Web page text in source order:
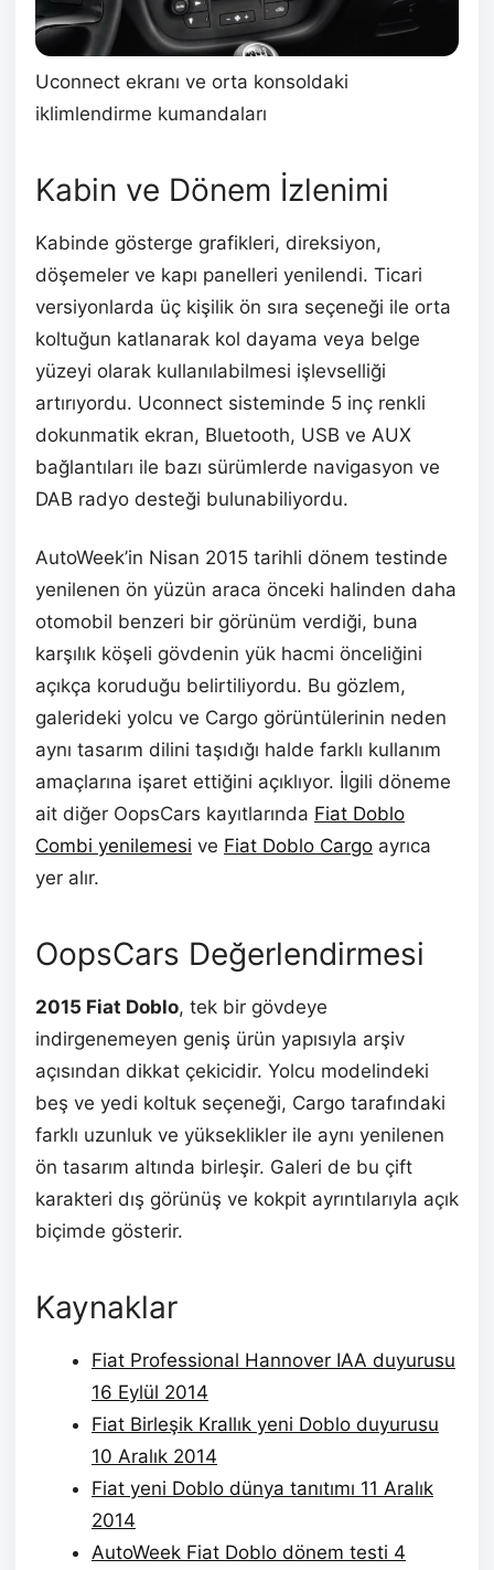
Uconnect ekranı ve orta konsoldaki
iklimlendirme kumandaları
Kabin ve Dönem İzlenimi
Kabinde gösterge grafikleri, direksiyon,
döşemeler ve kapı panelleri yenilendi. Ticari
versiyonlarda üç kişilik ön sıra seçeneği ile orta
koltuğun katlanarak kol dayama veya belge
yüzeyi olarak kullanılabilmesi işlevselliği
artırıyordu. Uconnect sisteminde 5 inç renkli
dokunmatik ekran, Bluetooth, USB ve AUX
bağlantıları ile bazı sürümlerde navigasyon ve
DAB radyo desteği bulunabiliyordu.
AutoWeek’in Nisan 2015 tarihli dönem testinde
yenilenen ön yüzün araca önceki halinden daha
otomobil benzeri bir görünüm verdiği, buna
karşılık köşeli gövdenin yük hacmi önceliğini
açıkça koruduğu belirtiliyordu. Bu gözlem,
galerideki yolcu ve Cargo görüntülerinin neden
aynı tasarım dilini taşıdığı halde farklı kullanım
amaçlarına işaret ettiğini açıklıyor. İlgili döneme
ait diğer OopsCars kayıtlarında Fiat Doblo
Combi yenilemesi ve Fiat Doblo Cargo ayrıca
yer alır.
OopsCars Değerlendirmesi
2015 Fiat Doblo, tek bir gövdeye
indirgenemeyen geniş ürün yapısıyla arşiv
açısından dikkat çekicidir. Yolcu modelindeki
beş ve yedi koltuk seçeneği, Cargo tarafındaki
farklı uzunluk ve yükseklikler ile aynı yenilenen
ön tasarım altında birleşir. Galeri de bu çift
karakteri dış görünüş ve kokpit ayrıntılarıyla açık
biçimde gösterir.
Kaynaklar
Fiat Professional Hannover IAA duyurusu
16 Eylül 2014
Fiat Birleşik Krallık yeni Doblo duyurusu
10 Aralık 2014
Fiat yeni Doblo dünya tanıtımı 11 Aralık
2014
AutoWeek Fiat Doblo dönem testi 4